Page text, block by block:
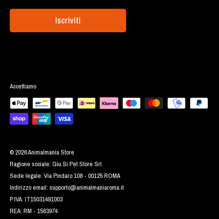
Iscriviti
Accettiamo
© 2026 Animalmania Store
Ragione sociale: Giu.Si Pet Store Srl
Sede legale: Via Pindaro 108 - 00125 ROMA
Indirizzo email: supporto@animalmaniaroma.it
P.IVA: IT15031481003
REA: RM - 1563974